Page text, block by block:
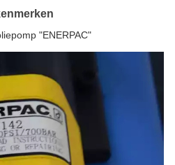
"ENERPAC"